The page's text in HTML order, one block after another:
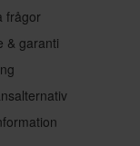
frågor
& garanti